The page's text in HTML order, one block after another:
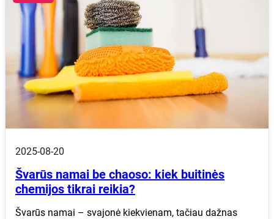
2025-08-20
Švarūs namai be chaoso: kiek buitinės
chemijos tikrai reikia?
Švarūs namai – svajonė kiekvienam, tačiau dažnas